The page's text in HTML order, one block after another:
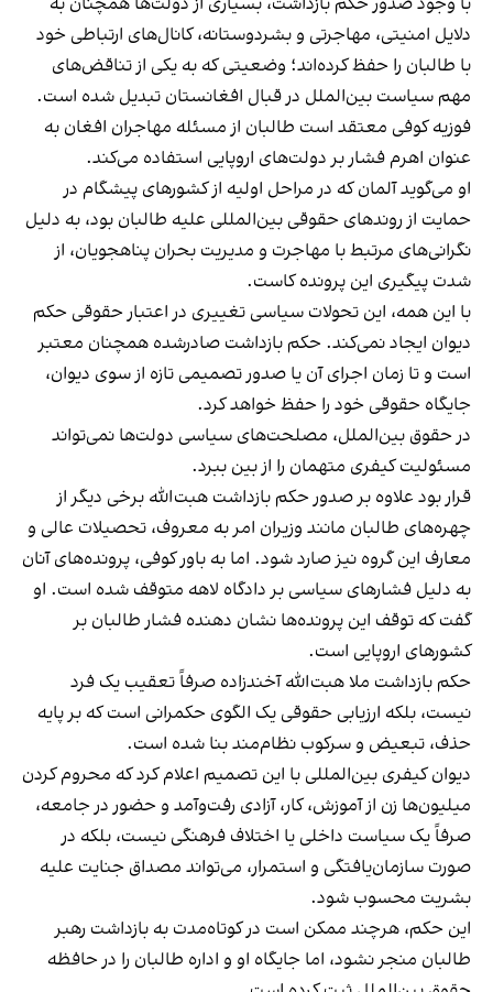
دلایل امنیتی، مهاجرتی و بشردوستانه، کانال‌های ارتباطی خود
با طالبان را حفظ کرده‌اند؛ وضعیتی که به یکی از تناقض‌های
مهم سیاست بین‌الملل در قبال افغانستان تبدیل شده است.
فوزیه کوفی معتقد است طالبان از مسئله مهاجران افغان به
عنوان اهرم فشار بر دولت‌های اروپایی استفاده می‌کند.
او می‌گوید آلمان که در مراحل اولیه از کشورهای پیشگام در
حمایت از روندهای حقوقی بین‌المللی علیه طالبان بود، به دلیل
نگرانی‌های مرتبط با مهاجرت و مدیریت بحران پناهجویان، از
شدت پیگیری این پرونده کاست.
با این همه، این تحولات سیاسی تغییری در اعتبار حقوقی حکم
دیوان ایجاد نمی‌کند. حکم بازداشت صادرشده همچنان معتبر
است و تا زمان اجرای آن یا صدور تصمیمی تازه از سوی دیوان،
جایگاه حقوقی خود را حفظ خواهد کرد.
در حقوق بین‌الملل، مصلحت‌های سیاسی دولت‌ها نمی‌تواند
مسئولیت کیفری متهمان را از بین ببرد.
قرار بود علاوه بر صدور حکم بازداشت هبت‌الله برخی دیگر از
چهره‌های طالبان مانند وزیران امر به معروف، تحصیلات عالی و
معارف این گروه نیز صارد شود. اما به باور کوفی، پرونده‌های آنان
به دلیل فشارهای سیاسی بر دادگاه لاهه متوقف شده است. او
گفت که توقف این پرونده‌ها نشان دهنده فشار طالبان بر
کشورهای اروپایی است.
حکم بازداشت ملا هبت‌الله آخندزاده صرفاً تعقیب یک فرد
نیست، بلکه ارزیابی حقوقی یک الگوی حکمرانی است که بر پایه
حذف، تبعیض و سرکوب نظام‌مند بنا شده است.
دیوان کیفری بین‌المللی با این تصمیم اعلام کرد که محروم کردن
میلیون‌ها زن از آموزش، کار، آزادی رفت‌وآمد و حضور در جامعه،
صرفاً یک سیاست داخلی یا اختلاف فرهنگی نیست، بلکه در
صورت سازمان‌یافتگی و استمرار، می‌تواند مصداق جنایت علیه
بشریت محسوب شود.
این حکم، هرچند ممکن است در کوتاه‌مدت به بازداشت رهبر
طالبان منجر نشود، اما جایگاه او و اداره طالبان را در حافظه